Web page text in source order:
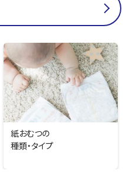
紙おむつの
種類・タイプ